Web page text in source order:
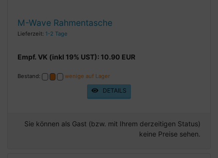
M-Wave Rahmentasche
Lieferzeit: 1-2 Tage
Empf. VK (inkl 19% UST): 10.90 EUR
Bestand: wenige auf Lager
DETAILS
Sie können als Gast (bzw. mit Ihrem derzeitigen Status)
keine Preise sehen.